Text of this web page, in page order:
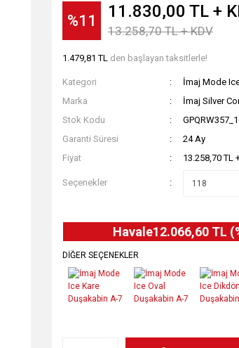
%11 11.830,00 TL +
13.258,70 TL + KDV
1.479,81 TL den başlayan taksitlerle!
Kategori
İmaj Mode
Marka
İmaj Silver
Stok Kodu
Garanti Süresi
24 Ay
Fiyat
13.258,70 TL
Seçenekler
Havale12.066,60 TL
DİĞER SEÇENEKLER